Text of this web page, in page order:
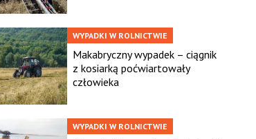
WYPADKI W ROLNICTWIE
Makabryczny wypadek – ciągnik
z kosiarką poćwiartowały
człowieka
WYPADKI W ROLNICTWIE